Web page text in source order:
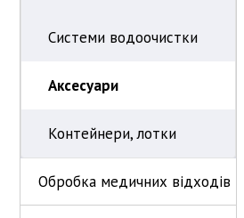
Системи водоочистки
Аксесуари
Контейнери, лотки
Обробка медичних відходів